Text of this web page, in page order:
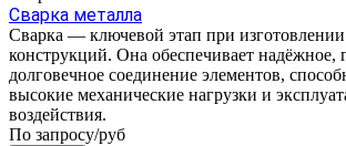
Сварка металла
Сварка — ключевой этап при
конструкций. Она обеспечивает надёжное,
долговечное соединение элементов,
высокие механические нагрузки и
воздействия.
По запросу/руб